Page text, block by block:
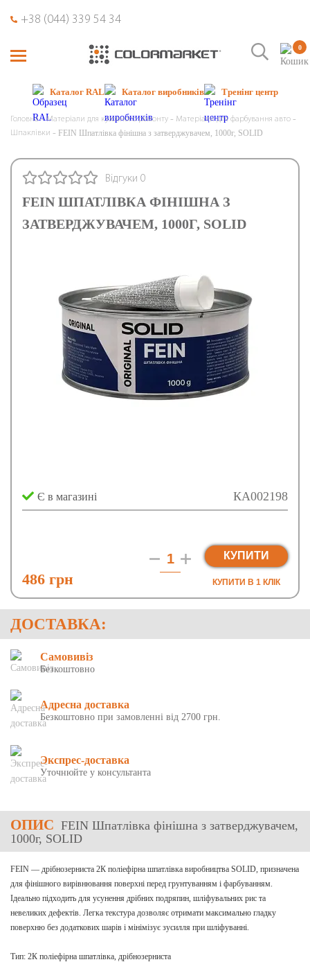
+38 (044) 339 54 34
0
Каталог RAL Каталог виробників Тренінг центр
Головна Матеріали для кузовного ремонту
Матеріали для фарбування авто
Шпаклівки
FEIN Шпатлівка фінішна з затверджувачем, 1000г, SOLID
FEIN ШПАТЛІВКА ФІНІШНА З
ЗАТВЕРДЖУВАЧЕМ, 1000Г, SOLID
Відгуки 0
КА002198
Є в магазині
486 грн
КУПИТИ
КУПИТИ В 1 КЛIК
ДОСТАВКА:
Самовивіз
Безкоштовно
Адресна доставка
Безкоштовно при замовленні від 2700 грн.
Экспрес-доставка
Уточнюйте у консультанта
ОПИС FEIN Шпатлівка фінішна з затверджувачем,
1000г, SOLID
FEIN — дрібнозерниста 2К поліефірна шпатлівка виробництва SOLID, призначена
для фінішного вирівнювання поверхні перед грунтуванням і фарбуванням.
Ідеально підходить для усунення дрібних подряпин, шліфувальних рис та
невеликих дефектів. Легка текстура дозволяє отримати максимально гладку
поверхню без додаткових шарів і мінімізує зусилля при шліфуванні.
Тип: 2К поліефірна шпатлівка, дрібнозерниста